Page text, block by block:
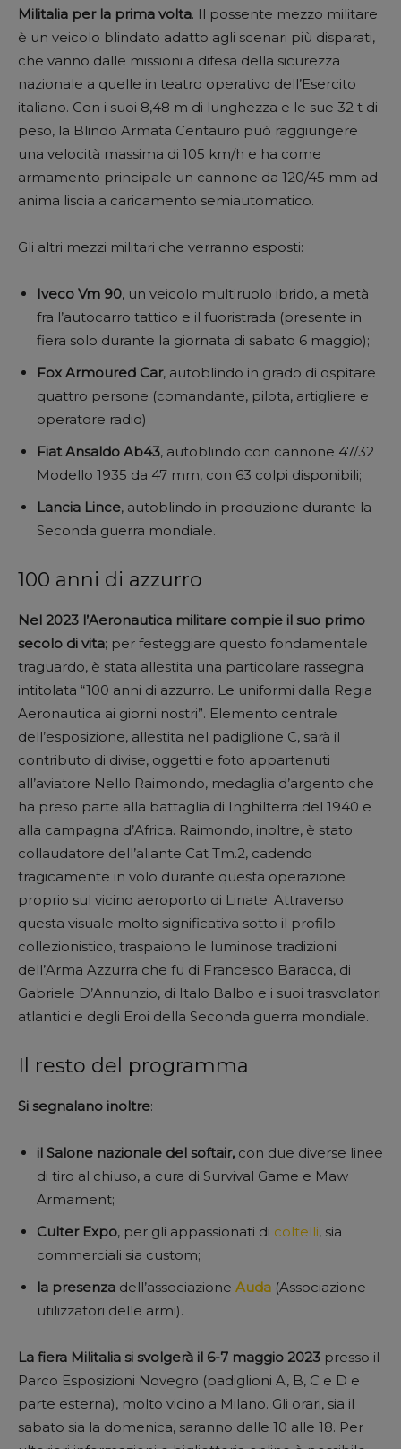
Militalia per la prima volta. Il possente mezzo militare
è un veicolo blindato adatto agli scenari più disparati,
che vanno dalle missioni a difesa della sicurezza
nazionale a quelle in teatro operativo dell’Esercito
italiano. Con i suoi 8,48 m di lunghezza e le sue 32 t di
peso, la Blindo Armata Centauro può raggiungere
una velocità massima di 105 km/h e ha come
armamento principale un cannone da 120/45 mm ad
anima liscia a caricamento semiautomatico.
Gli altri mezzi militari che verranno esposti:
Iveco Vm 90, un veicolo multiruolo ibrido, a metà
fra l’autocarro tattico e il fuoristrada (presente in
fiera solo durante la giornata di sabato 6 maggio);
Fox Armoured Car, autoblindo in grado di ospitare
quattro persone (comandante, pilota, artigliere e
operatore radio)
Fiat Ansaldo Ab43, autoblindo con cannone 47/32
Modello 1935 da 47 mm, con 63 colpi disponibili;
Lancia Lince, autoblindo in produzione durante la
Seconda guerra mondiale.
100 anni di azzurro
Nel 2023 l’Aeronautica militare compie il suo primo
secolo di vita; per festeggiare questo fondamentale
traguardo, è stata allestita una particolare rassegna
intitolata “100 anni di azzurro. Le uniformi dalla Regia
Aeronautica ai giorni nostri”. Elemento centrale
dell’esposizione, allestita nel padiglione C, sarà il
contributo di divise, oggetti e foto appartenuti
all’aviatore Nello Raimondo, medaglia d’argento che
ha preso parte alla battaglia di Inghilterra del 1940 e
alla campagna d’Africa. Raimondo, inoltre, è stato
collaudatore dell’aliante Cat Tm.2, cadendo
tragicamente in volo durante questa operazione
proprio sul vicino aeroporto di Linate. Attraverso
questa visuale molto significativa sotto il profilo
collezionistico, traspaiono le luminose tradizioni
dell’Arma Azzurra che fu di Francesco Baracca, di
Gabriele D’Annunzio, di Italo Balbo e i suoi trasvolatori
atlantici e degli Eroi della Seconda guerra mondiale.
Il resto del programma
Si segnalano inoltre:
il Salone nazionale del softair, con due diverse linee
di tiro al chiuso, a cura di Survival Game e Maw
Armament;
Culter Expo, per gli appassionati di coltelli, sia
commerciali sia custom;
la presenza dell’associazione Auda (Associazione
utilizzatori delle armi).
La fiera Militalia si svolgerà il 6-7 maggio 2023 presso il
Parco Esposizioni Novegro (padiglioni A, B, C e D e
parte esterna), molto vicino a Milano. Gli orari, sia il
sabato sia la domenica, saranno dalle 10 alle 18. Per